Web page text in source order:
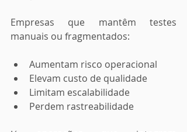
Empresas que mantêm testes
manuais ou fragmentados:
Aumentam risco operacional
Elevam custo de qualidade
Limitam escalabilidade
Perdem rastreabilidade